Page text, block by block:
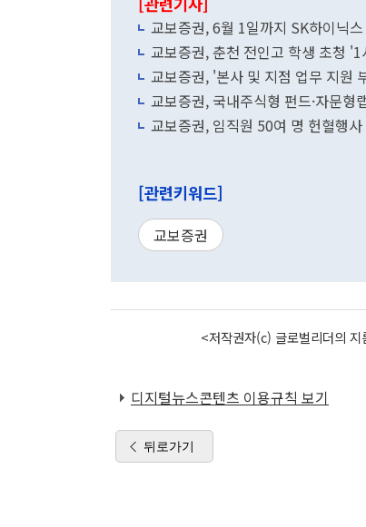
교보증권, 6월 1일까지 SK하이닉
교보증권, 춘천 전인고 학생 초청
교보증권, '본사 및 지점 업무 지원
교보증권, 국내주식형 펀드·자문형
교보증권, 임직원 50여 명 헌혈행사
[관련키워드]
교보증권
<저작권자(c) 글로벌리더의
디지털뉴스콘텐츠 이용규칙 보기
뒤로가기